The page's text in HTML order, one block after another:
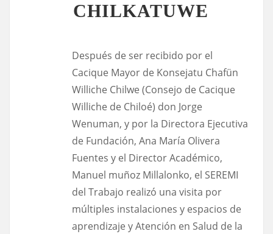
CHILKATUWE
Después de ser recibido por el
Cacique Mayor de Konsejatu Chafün
Williche Chilwe (Consejo de Cacique
Williche de Chiloé) don Jorge
Wenuman, y por la Directora Ejecutiva
de Fundación, Ana María Olivera
Fuentes y el Director Académico,
Manuel muñoz Millalonko, el SEREMI
del Trabajo realizó una visita por
múltiples instalaciones y espacios de
aprendizaje y Atención en Salud de la